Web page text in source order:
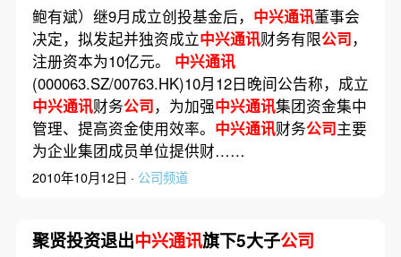
鲍有斌）继9月成立创投基金后， 中兴通讯董事会
决定，拟发起并独资成立中兴通讯财务有限公司，
注册资本为10亿元。 中兴通讯
(000063.SZ/00763.HK)10月12日晚间公告称，成立
中兴通讯财务公司，为加强中兴通讯集团资金集中
管理、提高资金使用效率。 中兴通讯财务公司主要
为企业集团成员单位提供财……
2010年10月12日 · 公司频道
聚贤投资退出中兴通讯旗下5大子公司